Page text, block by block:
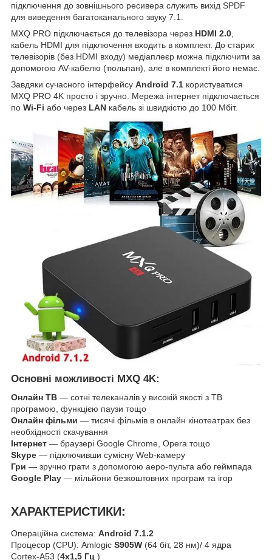
підключення до зовнішнього ресивера служить вихід SPDF
для виведення багатоканального звуку 7.1.
MXQ PRO підключається до телевізора через HDMI 2.0,
кабель HDMI для підключення входить в комплект. До старих
телевізорів (без HDMI входу) медіаплеєр можна підключити за
допомогою AV-кабелю (тюльпан), але в комплекті його немає.
Завдяки сучасного інтерфейсу Android 7.1 користуватися
MXQ PRO 4K просто і зручно. Мережа інтернет підключається
по Wi-Fi або через LAN кабель зі швидкістю до 100 Мбіт.
Основні можливості MXQ 4K:
Онлайн ТВ — сотні телеканалів у високій якості з ТВ
програмою, функцією паузи тощо
Онлайн фільми — тисячі фільмів в онлайн кінотеатрах без
необхідності скачування
Інтернет — браузері Google Chrome, Opera тощо
Skype — підключивши сумісну Web-камеру
Гри — зручно грати з допомогою аеро-пульта або геймпада
Google Play — мільйони безкоштовних програм та ігор
ХАРАКТЕРИСТИКИ:
Операційна система: Android 7.1.2
Процесор (CPU): Amlogic S905W (64 біт, 28 нм)/ 4 ядра
Cortex-A53 (4х1,5 Гц )